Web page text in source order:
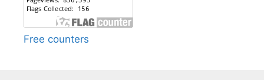
Free counters